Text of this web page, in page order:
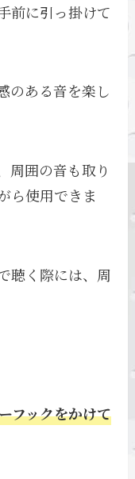
前に引っ掛けて
のある音を楽し
周囲の音も取り
ら使用できま
聴く際には、周
フックをかけて